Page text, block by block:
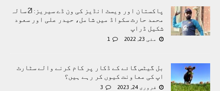
پاکستان اور ویسٹ انڈیز کی ون ڈے سیریز: 21 سالہ
محمد حارث سکواڈ میں شامل، حیدر علی اور سعود
شکیل ڈراپ
مئی 23, 2022 1
بل گیٹس گائے کے ڈکار پر کام کرنے والے سٹارٹ
اپ کی معاونت کیوں کر رہے ہیں؟
فروری 24, 2023 3